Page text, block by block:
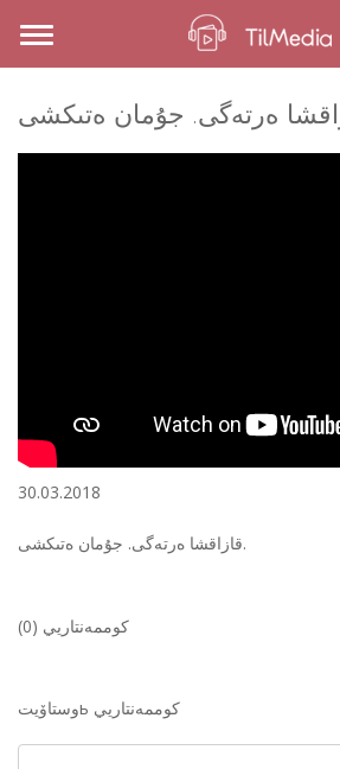
Toggle
navigation
30.03.2018
قازاقشا ەرتەگى. جۇمان ەتىكشى.
كوممەنتاريي (0)
وستاۆيتь كوممەنتاريي